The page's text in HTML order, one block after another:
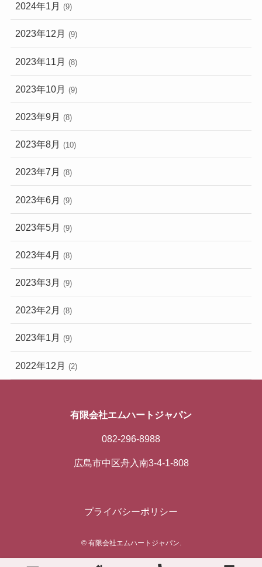
2024年1月 (9)
2023年12月 (9)
2023年11月 (8)
2023年10月 (9)
2023年9月 (8)
2023年8月 (10)
2023年7月 (8)
2023年6月 (9)
2023年5月 (9)
2023年4月 (8)
2023年3月 (9)
2023年2月 (8)
2023年1月 (9)
2022年12月 (2)
有限会社エムハートジャパン
082-296-8988
広島市中区舟入南3-4-1-808
プライバシーポリシー
© 有限会社エムハートジャパン.